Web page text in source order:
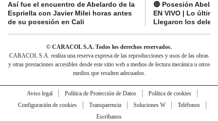
Así fue el encuentro de Abelardo de la
Espriella con Javier Milei horas antes
de su posesión en Cali
🔴 Posesión
EN VIVO | Lo
Llegaron los
© CARACOL S.A. Todos los derechos reservados.
CARACOL S.A. realiza una reserva expresa de las reproducciones y usos de las obras
y otras prestaciones accesibles desde este sitio web a medios de lectura mecánica u otros
medios que resulten adecuados.
Aviso legal Política de Protección de Datos
Política de cookies
Configuración de cookies
Transparencia Soluciones W
Teléfonos
Escríbanos